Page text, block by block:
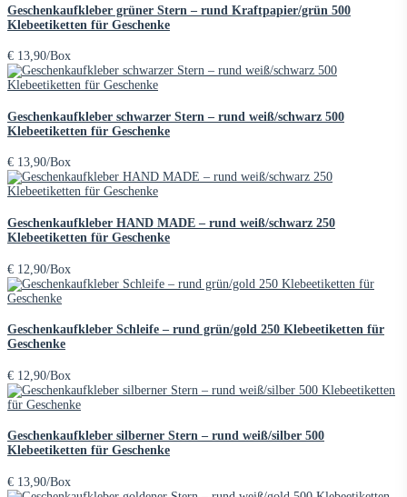
Geschenkaufkleber grüner Stern – rund Kraftpapier/grün 500
Klebeetiketten für Geschenke
€ 13,90/Box
Geschenkaufkleber schwarzer Stern – rund weiß/schwarz 500
Klebeetiketten für Geschenke
€ 13,90/Box
Geschenkaufkleber HAND MADE – rund weiß/schwarz 250
Klebeetiketten für Geschenke
€ 12,90/Box
Geschenkaufkleber Schleife – rund grün/gold 250 Klebeetiketten für
Geschenke
€ 12,90/Box
Geschenkaufkleber silberner Stern – rund weiß/silber 500
Klebeetiketten für Geschenke
€ 13,90/Box